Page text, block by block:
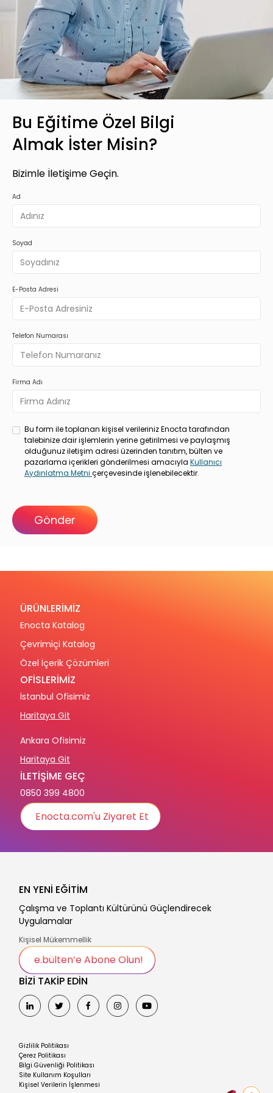
Bu Eğitime Özel Bilgi
Almak İster Misin?
Bizimle İletişime Geçin.
Ad
Soyad
E-Posta Adresi
Telefon Numarası
Firma Adı
Bu form ile toplanan kişisel verileriniz Enocta tarafından
talebinize dair işlemlerin yerine getirilmesi ve paylaşmış
olduğunuz iletişim adresi üzerinden tanıtım, bülten ve
pazarlama içerikleri gönderilmesi amacıyla Kullanıcı
Aydınlatma Metni çerçevesinde işlenebilecektir.
ÜRÜNLERİMİZ
Enocta Katalog
Çevrimiçi Katalog
Özel İçerik Çözümleri
OFİSLERİMİZ
İstanbul Ofisimiz
Haritaya Git
Ankara Ofisimiz
Haritaya Git
İLETİŞİME GEÇ
0850 399 4800
Enocta.com'u Ziyaret Et
BİZİ TAKİP EDİN
Gizlilik Politikası
Çerez Politikası
Bilgi Güvenliği Politikası
Site Kullanım Koşulları
Kişisel Verilerin İşlenmesi
EN YENİ EĞİTİM
Çalışma ve Toplantı Kültürünü Güçlendirecek
Uygulamalar
Kişisel Mükemmellik
e.bülten’e Abone Olun!